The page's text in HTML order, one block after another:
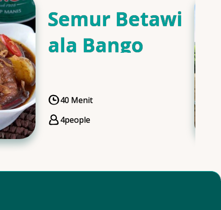
Semur Betawi
ala Bango
CookingTime
40 Menit
Servings
4people